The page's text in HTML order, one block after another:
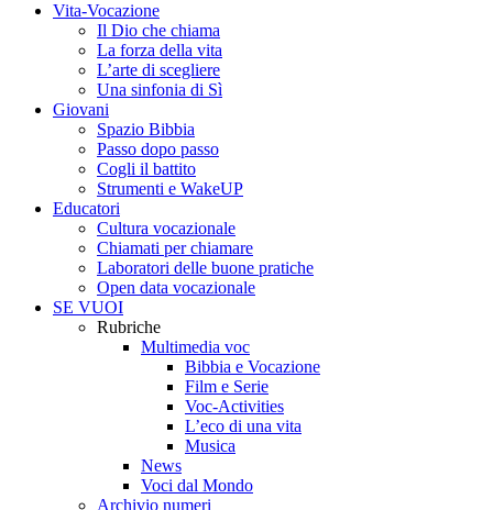
Vita-Vocazione
Il Dio che chiama
La forza della vita
L’arte di scegliere
Una sinfonia di Sì
Giovani
Spazio Bibbia
Passo dopo passo
Cogli il battito
Strumenti e WakeUP
Educatori
Cultura vocazionale
Chiamati per chiamare
Laboratori delle buone pratiche
Open data vocazionale
SE VUOI
Rubriche
Multimedia voc
Bibbia e Vocazione
Film e Serie
Voc-Activities
L’eco di una vita
Musica
News
Voci dal Mondo
Archivio numeri